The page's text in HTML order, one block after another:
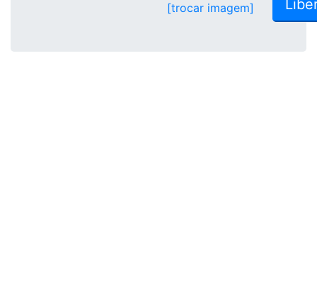
[trocar imagem]